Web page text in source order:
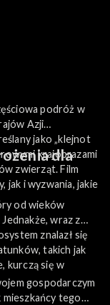
podróż w
Azji
jako „klejnot
krajobrazami
zwierząt. Film
jak i wyzwania, jakie
dla
od wieków
wraz z
znalazł się
takich jak
kurczą się w
gospodarczym
tego